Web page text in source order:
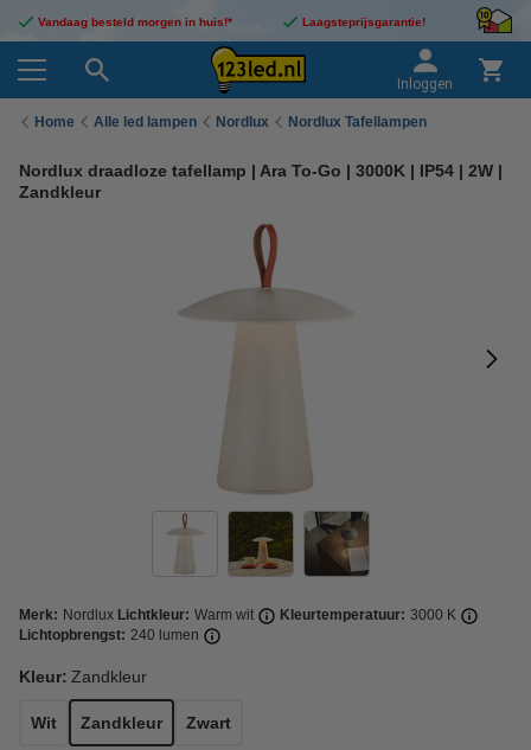
Vandaag besteld morgen in huis!* Laagsteprijsgarantie!
Inloggen
Home Alle led lampen Nordlux Nordlux Tafellampen
Nordlux draadloze tafellamp | Ara To-Go | 3000K | IP54 | 2W |
Zandkleur
Merk: Nordlux Lichtkleur: Warm wit Kleurtemperatuur: 3000 K
Lichtopbrengst: 240 lumen
Kleur: Zandkleur
Wit Zandkleur Zwart